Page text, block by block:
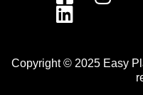
Copyright © 2025 Easy